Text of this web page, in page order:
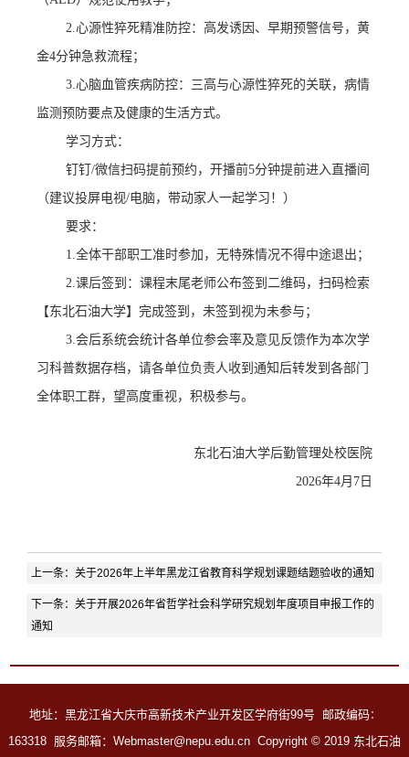
2.心源性猝死精准防控：高发诱因、早期预警信号，黄
金4分钟急救流程；
3.心脑血管疾病防控：三高与心源性猝死的关联，病情
监测预防要点及健康的生活方式。
学习方式：
钉钉/微信扫码提前预约，开播前5分钟提前进入直播间
（建议投屏电视/电脑，带动家人一起学习！）
要求：
1.全体干部职工准时参加，无特殊情况不得中途退出；
2.课后签到：课程末尾老师公布签到二维码，扫码检索
【东北石油大学】完成签到，未签到视为未参与；
3.会后系统会统计各单位参会率及意见反馈作为本次学
习科普数据存档，请各单位负责人收到通知后转发到各部门
全体职工群，望高度重视，积极参与。
东北石油大学后勤管理处校医院
2026年4月7日
上一条： 关于2026年上半年黑龙江省教育科学规划课题结题验收的通知
下一条： 关于开展2026年省哲学社会科学研究规划年度项目申报工作的
通知
地址：黑龙江省大庆市高新技术产业开发区学府街99号 邮政编码：
163318 服务邮箱：Webmaster@nepu.edu.cn Copyright © 2019 东北石油